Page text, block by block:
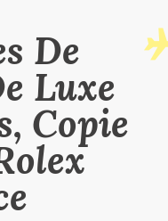
De
Luxe
Copie